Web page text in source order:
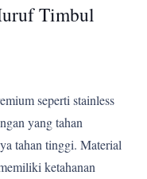
Timbul
seperti stainless
yang tahan
tahan tinggi. Material
ketahanan